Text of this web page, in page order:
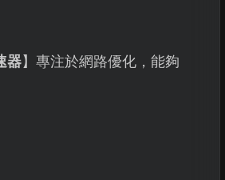
器】專注於網路優化，能夠